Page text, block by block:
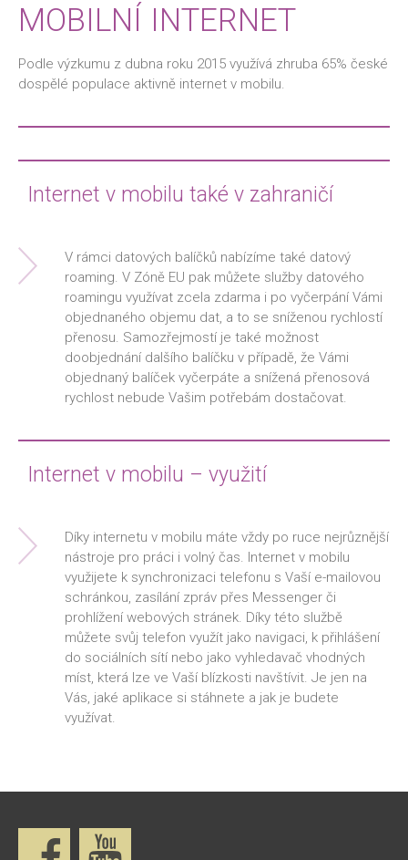
MOBILNÍ INTERNET
Podle výzkumu z dubna roku 2015 využívá zhruba 65% české
dospělé populace aktivně internet v mobilu.
Internet v mobilu také v zahraničí
V rámci datových balíčků nabízíme také datový
roaming. V Zóně EU pak můžete služby datového
roamingu využívat zcela zdarma i po vyčerpání Vámi
objednaného objemu dat, a to se sníženou rychlostí
přenosu. Samozřejmostí je také možnost
doobjednání dalšího balíčku v případě, že Vámi
objednaný balíček vyčerpáte a snížená přenosová
rychlost nebude Vašim potřebám dostačovat.
Internet v mobilu – využití
Díky internetu v mobilu máte vždy po ruce nejrůznější
nástroje pro práci i volný čas. Internet v mobilu
využijete k synchronizaci telefonu s Vaší e-mailovou
schránkou, zasílání zpráv přes Messenger či
prohlížení webových stránek. Díky této službě
můžete svůj telefon využít jako navigaci, k přihlášení
do sociálních sítí nebo jako vyhledavač vhodných
míst, která lze ve Vaší blízkosti navštívit. Je jen na
Vás, jaké aplikace si stáhnete a jak je budete
využívat.